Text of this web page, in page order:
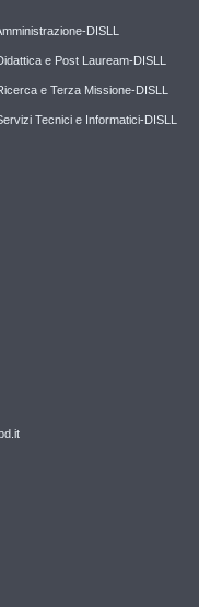
DISLL
e Post Lauream-DISLL
e Terza Missione-DISLL
Tecnici e Informatici-DISLL